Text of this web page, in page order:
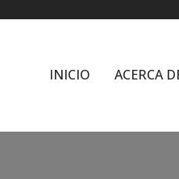
INICIO ACERCA